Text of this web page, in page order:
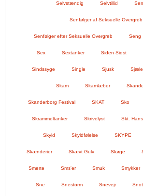
Selvstændig Selvtillid
Senfølger af Seksuelle Overgreb
Senfølger efter Seksuelle Overgreb Seng
Sex Sextanker Siden Sidst
Sindssyge Single Sjusk
Skam Skamlæber
Skanderborg Festival SKAT Sko
Skrammeltanker Skrivelyst Skt. Hans
Skyld Skyldfølelse SKYPE
Skænderier Skævt Gulv Skøge
Smerte Sms'er Smuk Smykker
Sne Snestorm Snevejr Snot